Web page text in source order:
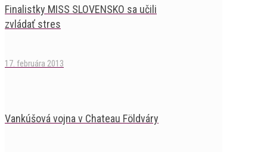
Finalistky MISS SLOVENSKO sa učili
zvládať stres
17. februára 2013
Vankúšová vojna v Chateau Földváry